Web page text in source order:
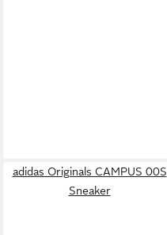
adidas Originals CAMPUS 00S
Sneaker